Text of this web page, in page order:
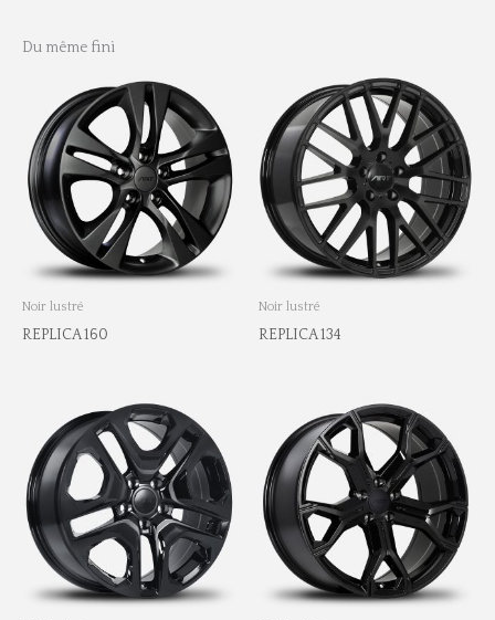
Du même fini
Noir lustré
REPLICA 160
Noir lustré
REPLICA 134